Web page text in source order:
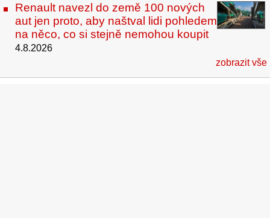
Renault navezl do země 100 nových
aut jen proto, aby naštval lidi pohledem
na něco, co si stejně nemohou koupit
4.8.2026
zobrazit vše